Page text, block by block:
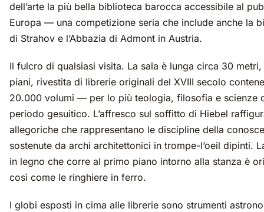
dell’arte la più bella biblioteca barocca accessibile al
Europa — una competizione seria che include anche la
di Strahov e l’Abbazia di Admont in Austria.
Il fulcro di qualsiasi visita. La sala è lunga circa 30 metri,
piani, rivestita di librerie originali del XVIII secolo
20.000 volumi — per lo più teologia, filosofia e scienze
periodo gesuitico. L’affresco sul soffitto di Hiebel
allegoriche che rappresentano le discipline della
sostenute da archi architettonici in trompe-l’oeil dipinti.
in legno che corre al primo piano intorno alla stanza è
così come le ringhiere in ferro.
I globi esposti in cima alle librerie sono strumenti